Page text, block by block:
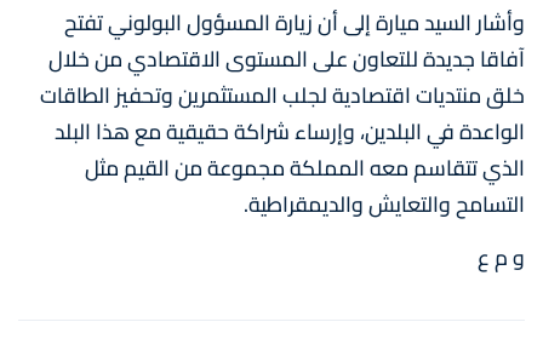
وأشار السيد ميارة إلى أن زيارة المسؤول البولوني تفتح
آفاقا جديدة للتعاون على المستوى الاقتصادي من خلال
خلق منتديات اقتصادية لجلب المستثمرين وتحفيز الطاقات
الواعدة في البلدين، وإرساء شراكة حقيقية مع هذا البلد
الذي تتقاسم معه المملكة مجموعة من القيم مثل
التسامح والتعايش والديمقراطية.
و م ع